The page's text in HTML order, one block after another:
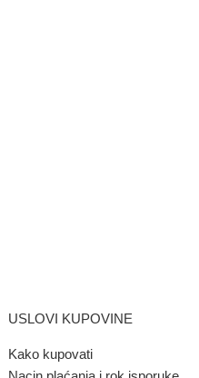
USLOVI KUPOVINE
Kako kupovati